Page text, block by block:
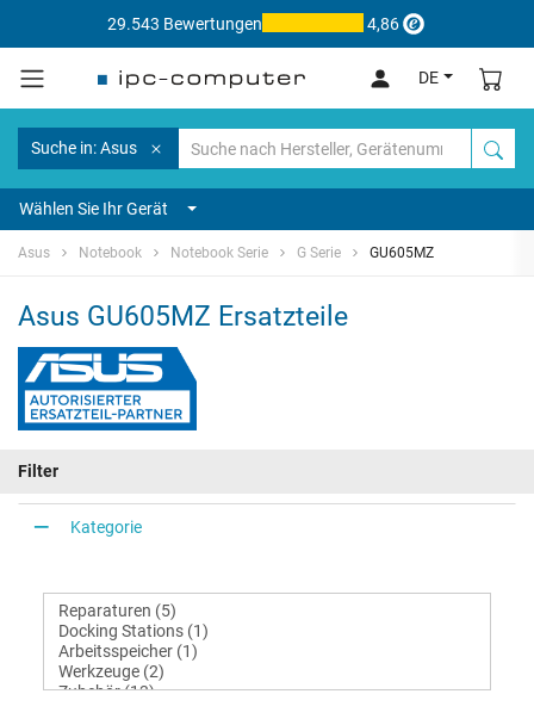
29.543 Bewertungen 4,86
DE
Suche in: Asus
Wählen Sie Ihr Gerät
Asus Notebook Notebook Serie G Serie GU605MZ
Asus GU605MZ Ersatzteile
Filter
Kategorie